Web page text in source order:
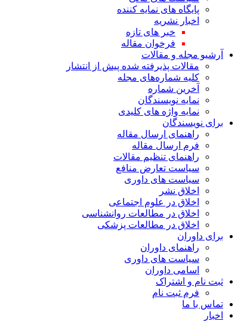
پایگاه های نمایه کننده
اخبار نشریه
خبر های تازه
فرخوان مقاله
آرشیو مجله و مقالات
مقالات پذیرفته شده پیش از انتشار
کلیه شماره‌های مجله
آخرین شماره
نمایه نویسندگان
نمایه واژه های کلیدی
برای نویسندگان
راهنمای ارسال مقاله
فرم ارسال مقاله
راهنمای تنظیم مقالات
سیاست تعارض منافع
سیاست های داوری
اخلاق نشر
اخلاق در علوم اجتماعی
اخلاق در مطالعات روانشناسی
اخلاق در مطالعات پزشکی
برای داوران
راهنمای داوران
سیاست های داوری
اسامی داوران
ثبت نام و اشتراک
فرم ثبت نام
تماس با ما
اخبار